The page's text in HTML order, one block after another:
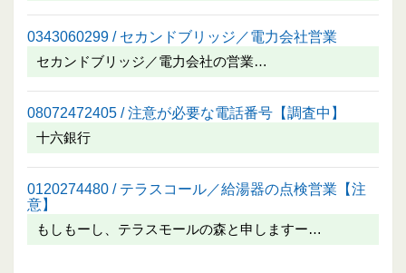
0343060299 / セカンドブリッジ／電力会社営業
セカンドブリッジ／電力会社の営業…
08072472405 / 注意が必要な電話番号【調査中】
十六銀行
0120274480 / テラスコール／給湯器の点検営業【注
意】
もしもーし、テラスモールの森と申しますー…